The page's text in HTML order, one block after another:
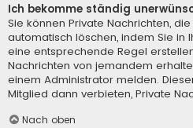
Ich bekomme ständig
Sie können Private Nachrichten,
automatisch löschen, indem Sie in
eine entsprechende Regel
Nachrichten von jemandem
einem Administrator melden.
Mitglied dann verbieten, Private
Nach oben